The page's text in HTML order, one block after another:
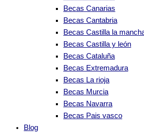
Becas Canarias
Becas Cantabria
Becas Castilla la
Becas Castilla y león
Becas Cataluña
Becas Extremadura
Becas La rioja
Becas Murcia
Becas Navarra
Becas Pais vasco
Blog